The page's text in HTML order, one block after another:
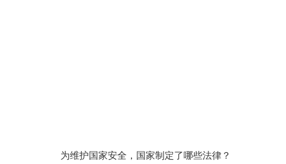
为维护国家安全，国家制定了哪些法律？